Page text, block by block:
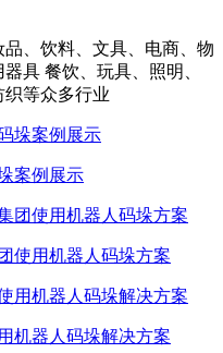
、饮料、文具、电商、物
具 餐饮、玩具、照明、
等众多行业
案例展示
使用机器人码垛方案
机器人码垛解决方案